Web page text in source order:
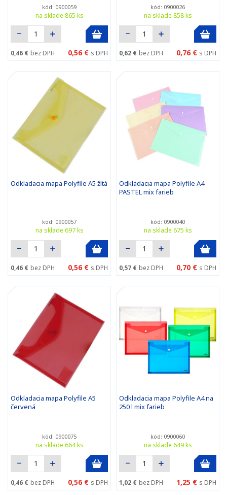
kód: 0900059
na sklade 865 ks
0,46 € bez DPH 0,56 € s DPH
kód: 0900026
na sklade 858 ks
0,62 € bez DPH 0,76 € s DPH
Odkladacia mapa Polyfile A5 žltá
kód: 0900057
na sklade 697 ks
0,46 € bez DPH 0,56 € s DPH
Odkladacia mapa Polyfile A4
PASTEL mix farieb
kód: 0900040
na sklade 675 ks
0,57 € bez DPH 0,70 € s DPH
Odkladacia mapa Polyfile A5
červená
kód: 0900075
na sklade 664 ks
0,46 € bez DPH 0,56 € s DPH
Odkladacia mapa Polyfile A4 na
250 l mix farieb
kód: 0900060
na sklade 649 ks
1,02 € bez DPH 1,25 € s DPH